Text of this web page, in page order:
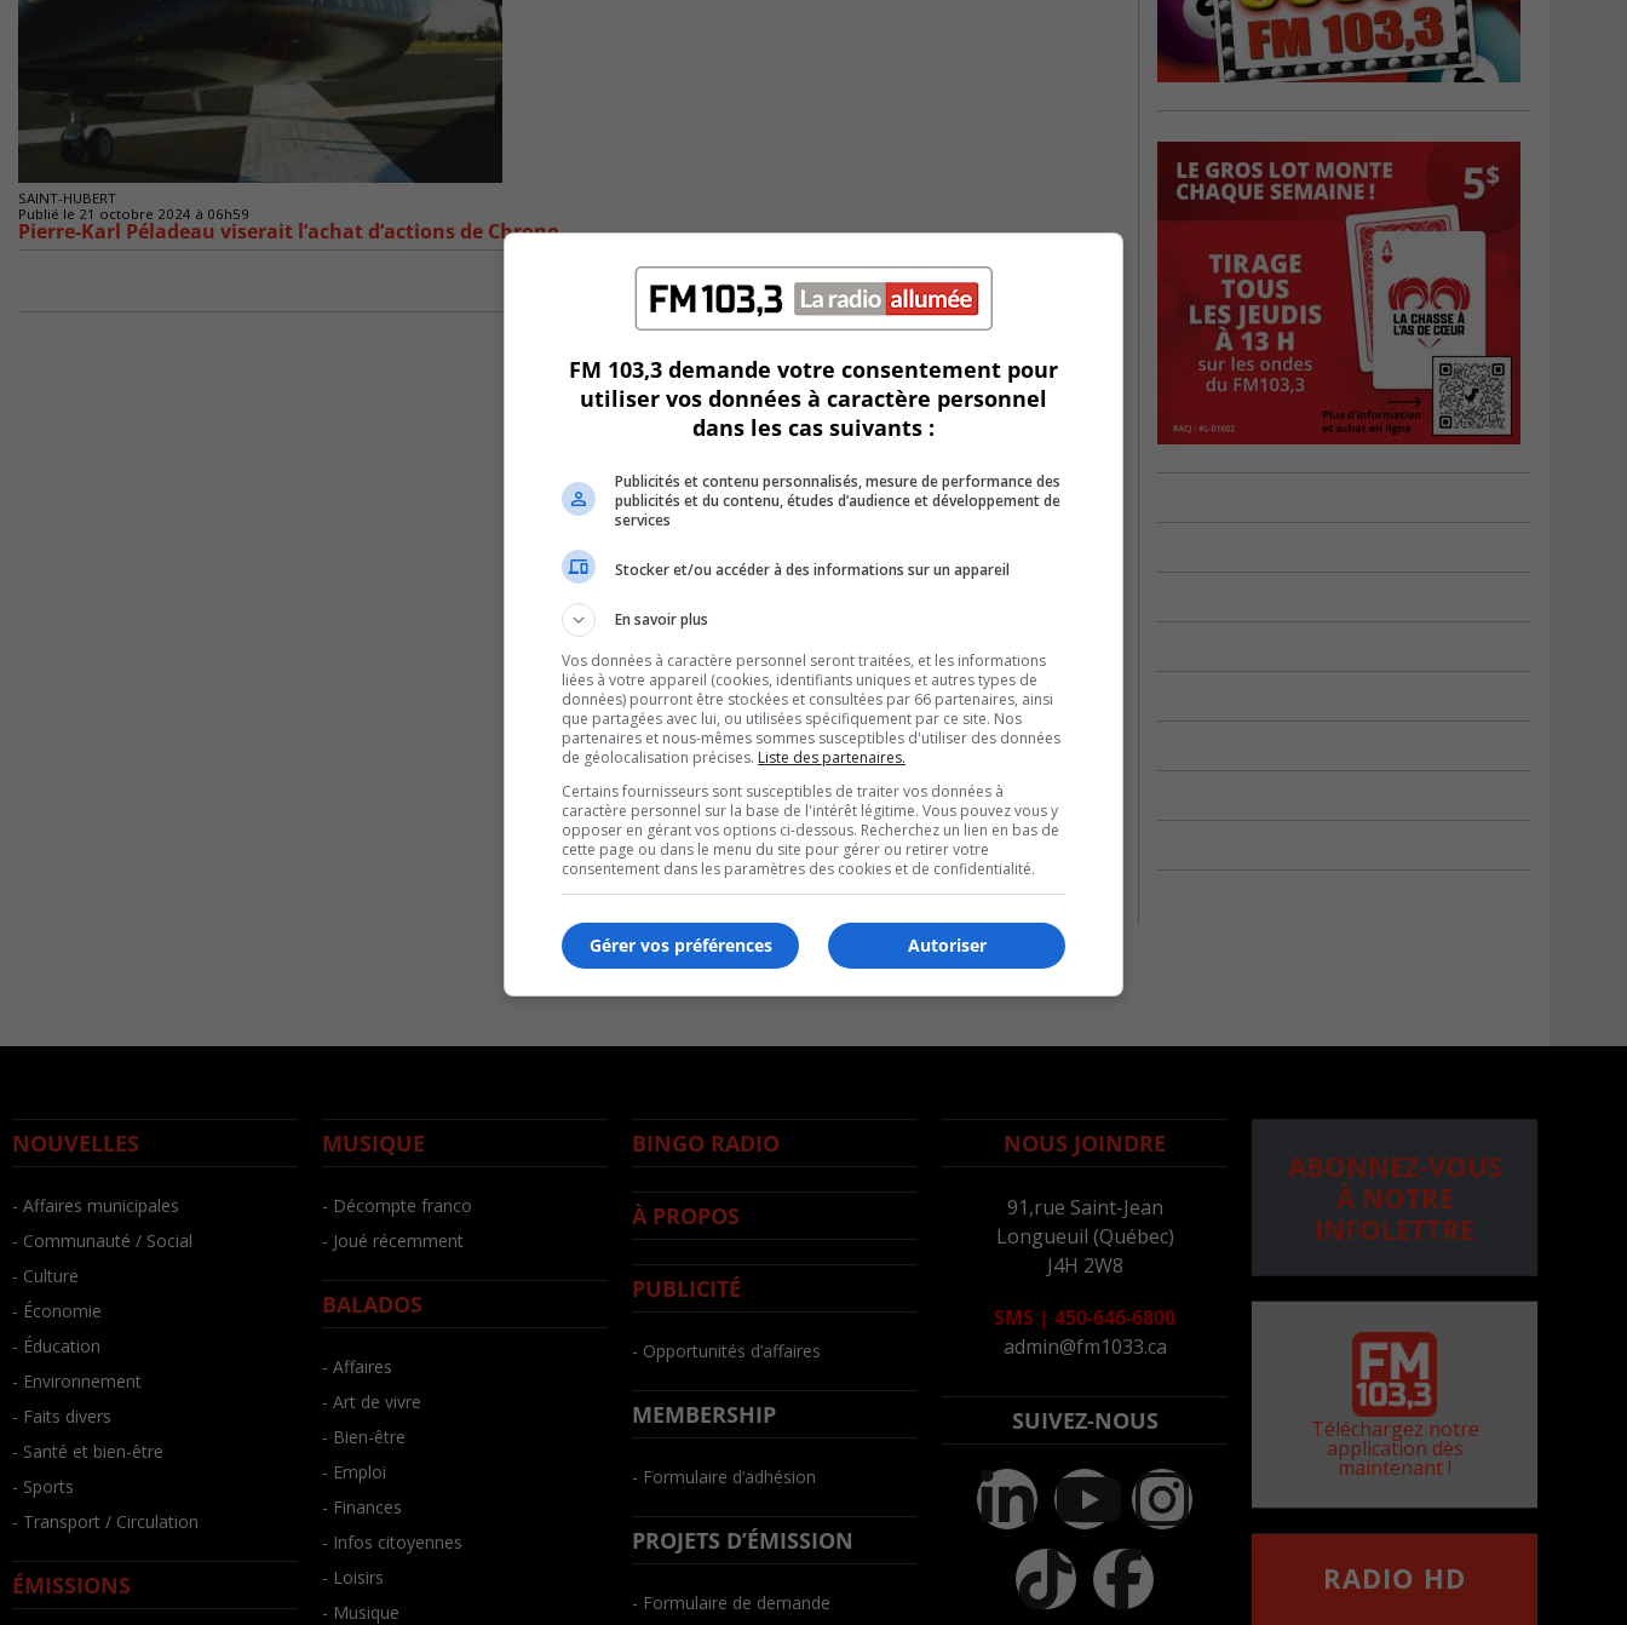
SAINT-HUBERT
Publié le 21 octobre 2024 à 06h59
Pierre-Karl Péladeau viserait l’achat d’actions de Chrono
NOUVELLES
- Affaires municipales
- Communauté / Social
- Culture
- Économie
- Éducation
- Environnement
- Faits divers
- Santé et bien-être
- Sports
- Transport / Circulation
ÉMISSIONS
MUSIQUE
- Décompte franco
- Joué récemment
BALADOS
- Affaires
- Art de vivre
- Bien-être
- Emploi
- Finances
- Infos citoyennes
- Loisirs
- Musique
BINGO RADIO
À PROPOS
PUBLICITÉ
- Opportunités d’affaires
MEMBERSHIP
- Formulaire d’adhésion
PROJETS D’ÉMISSION
- Formulaire de demande
NOUS JOINDRE
91,rue Saint-Jean
Longueuil (Québec)
J4H 2W8
SMS | 450-646-6800
admin@fm1033.ca
SUIVEZ-NOUS
ABONNEZ-VOUS
À NOTRE
INFOLETTRE
Téléchargez notre
application dès
maintenant !
RADIO HD
FM 103,3 demande votre consentement pour
utiliser vos données à caractère personnel
dans les cas suivants :
Publicités et contenu personnalisés, mesure de performance des
publicités et du contenu, études d’audience et développement de
services
Stocker et/ou accéder à des informations sur un appareil
En savoir plus
Vos données à caractère personnel seront traitées, et les informations
liées à votre appareil (cookies, identifiants uniques et autres types de
données) pourront être stockées et consultées par 66 partenaires, ainsi
que partagées avec lui, ou utilisées spécifiquement par ce site. Nos
partenaires et nous-mêmes sommes susceptibles d'utiliser des données
de géolocalisation précises. Liste des partenaires.
Certains fournisseurs sont susceptibles de traiter vos données à
caractère personnel sur la base de l'intérêt légitime. Vous pouvez vous y
opposer en gérant vos options ci-dessous. Recherchez un lien en bas de
cette page ou dans le menu du site pour gérer ou retirer votre
consentement dans les paramètres des cookies et de confidentialité.
Autoriser
Gérer vos préférences